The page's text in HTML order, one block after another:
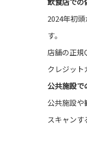
2024年初
す。
店舗の正規
クレジット
公共施設で
公共施設や
スキャンす